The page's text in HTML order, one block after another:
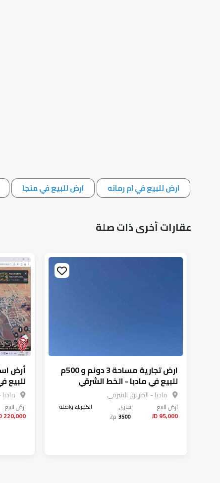
ارض للبيع في ام رمانه ارض للبيع في منجا
عقارات أخرى ذات صلة
ارض تجارية مساحة 3 دونم و 500م
للبيع في مادبا - الخط الشرقي
مادبا - الطريق الشرقي
ارضللبيع
95,000 JD
تجاري
الكهرباء واصلة
3500 م2
للبيع
ارضللبيع
220,000 JD